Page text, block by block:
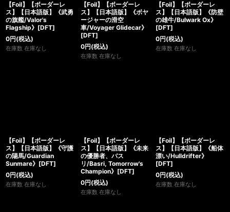
【Foil】【ボーダーレ
ス】【日本語版】《武勇
の旗艦/Valor's
Flagship》[DFT]
0円(税込)
在庫数 在庫なし
【Foil】【ボーダーレ
ス】【日本語版】《ボヤ
ージャーの滑空
車/Voyager Glidecar》
[DFT]
0円(税込)
在庫数 在庫なし
【Foil】【ボーダーレ
ス】【日本語版】《防壁
の雄牛/Bulwark Ox》
[DFT]
0円(税込)
在庫数 在庫なし
【Foil】【ボーダーレ
ス】【日本語版】《守護
の陽馬/Guardian
Sunmare》[DFT]
0円(税込)
在庫数 在庫なし
【Foil】【ボーダーレ
ス】【日本語版】《未来
の優勝者、バス
リ/Basri, Tomorrow's
Champion》[DFT]
0円(税込)
在庫数 在庫なし
【Foil】【ボーダーレ
ス】【日本語版】《船体
漂い/Hulldrifter》
[DFT]
0円(税込)
在庫数 在庫なし